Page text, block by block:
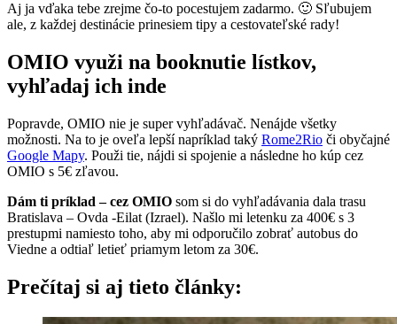
Aj ja vďaka tebe zrejme čo-to pocestujem zadarmo. 🙂 Sľubujem
ale, z každej destinácie prinesiem tipy a cestovateľské rady!
OMIO využi na booknutie lístkov,
vyhľadaj ich inde
Popravde, OMIO nie je super vyhľadávač. Nenájde všetky
možnosti. Na to je oveľa lepší napríklad taký Rome2Rio či obyčajné
Google Mapy. Použi tie, nájdi si spojenie a následne ho kúp cez
OMIO s 5€ zľavou.
Dám ti príklad – cez OMIO som si do vyhľadávania dala trasu
Bratislava – Ovda -Eilat (Izrael). Našlo mi letenku za 400€ s 3
prestupmi namiesto toho, aby mi odporučilo zobrať autobus do
Viedne a odtiaľ letieť priamym letom za 30€.
Prečítaj si aj tieto články: